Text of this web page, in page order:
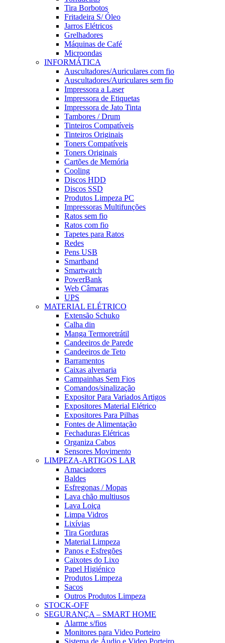
Tira Borbotos
Fritadeira S/ Óleo
Jarros Elétricos
Grelhadores
Máquinas de Café
Microondas
INFORMÁTICA
Auscultadores/Auriculares com fio
Auscultadores/Auriculares sem fio
Impressora a Laser
Impressora de Etiquetas
Impressora de Jato Tinta
Tambores / Drum
Tinteiros Compatíveis
Tinteiros Originais
Toners Compatíveis
Toners Originais
Cartões de Memória
Cooling
Discos HDD
Discos SSD
Produtos Limpeza PC
Impressoras Multifunções
Ratos sem fio
Ratos com fio
Tapetes para Ratos
Redes
Pens USB
Smartband
Smartwatch
PowerBank
Web Câmaras
UPS
MATERIAL ELÉTRICO
Extensão Schuko
Calha din
Manga Termoretrátil
Candeeiros de Parede
Candeeiros de Teto
Barramentos
Caixas alvenaria
Campainhas Sem Fios
Comandos/sinalização
Expositor Para Variados Artigos
Expositores Material Elétrico
Expositores Para Pilhas
Fontes de Alimentação
Fechaduras Elétricas
Organiza Cabos
Sensores Movimento
LIMPEZA-ARTIGOS LAR
Amaciadores
Baldes
Esfregonas / Mopas
Lava chão multiusos
Lava Loiça
Limpa Vidros
Lixívias
Tira Gorduras
Material Limpeza
Panos e Esfregões
Caixotes do Lixo
Papel Higiénico
Produtos Limpeza
Sacos
Outros Produtos Limpeza
STOCK-OFF
SEGURANÇA – SMART HOME
Alarme s/fios
Monitores para Video Porteiro
Sistema de Áudio e Video Porteiro